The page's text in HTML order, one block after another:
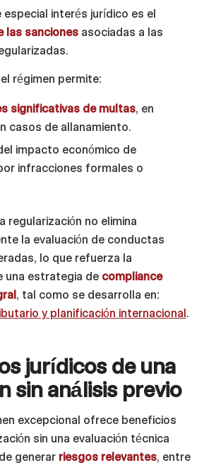
especial interés jurídico es el
las sancionesasociadas a las
régimen permite:
significativas de multas, en
casos de allanamiento.
impacto económico de
infracciones formales o
regularización no elimina
la evaluación de conductas
lo que refuerza la
una estrategia de compliance
, tal como se desarrolla en:
y planificación internacional .
jurídicos de una
sin análisis previo
excepcional ofrece beneficios
sin una evaluación técnica
generar riesgos relevantes, entre